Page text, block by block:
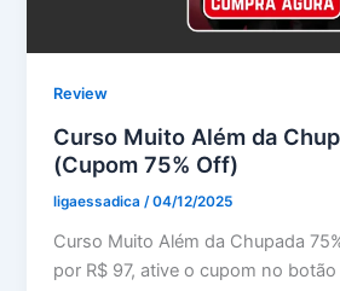
Review
Curso Muito Além da
(Cupom 75% Off)
ligaessadica/04/12/2025
Curso Muito Além da Chupada
por R$ 97, ative o cupom no